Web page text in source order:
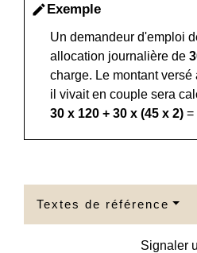
editExemple
Un demandeur d'emploi
allocation journalière de
charge. Le montant
il vivait en couple sera
30 x 120 + 30 x (45 x 2) =
Textes de référence
Signaler